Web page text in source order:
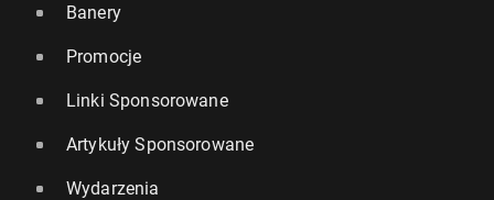
Banery
Promocje
Linki Sponsorowane
Artykuły Sponsorowane
Wydarzenia